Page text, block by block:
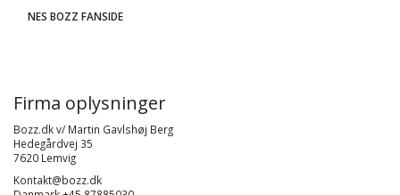
NES BOZZ FANSIDE
Firma oplysninger
Bozz.dk v/ Martin Gavlshøj Berg
Hedegårdvej 35
7620 Lemvig
Kontakt@bozz.dk